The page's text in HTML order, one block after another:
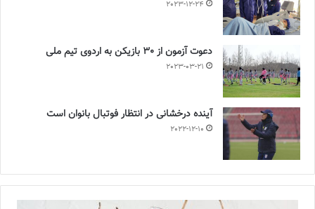
2023-12-24
دعوت آزمون از 30 بازیکن به اردوی تیم ملی
2023-03-21
آینده درخشانی در انتظار فوتبال بانوان است
2022-12-10